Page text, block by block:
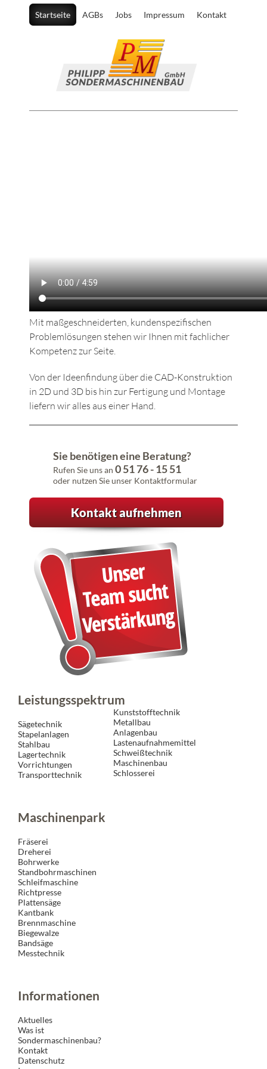
Startseite AGBs Jobs Impressum Kontakt
Mit maßgeschneiderten, kundenspezifischen
Problemlösungen stehen wir Ihnen mit fachlicher
Kompetenz zur Seite.
Von der Ideenfindung über die CAD-Konstruktion
in 2D und 3D bis hin zur Fertigung und Montage
liefern wir alles aus einer Hand.
Sie benötigen eine Beratung?
Rufen Sie uns an 0 51 76 - 15 51
oder nutzen Sie unser Kontaktformular
Kontakt aufnehmen
Leistungsspektrum
Sägetechnik
Stapelanlagen
Stahlbau
Lagertechnik
Vorrichtungen
Transporttechnik
Kunststofftechnik
Metallbau
Anlagenbau
Lastenaufnahmemittel
Schweißtechnik
Maschinenbau
Schlosserei
Maschinenpark
Fräserei
Dreherei
Bohrwerke
Standbohrmaschinen
Schleifmaschine
Richtpresse
Plattensäge
Kantbank
Brennmaschine
Biegewalze
Bandsäge
Messtechnik
Informationen
Aktuelles
Was ist
Sondermaschinenbau?
Kontakt
Datenschutz